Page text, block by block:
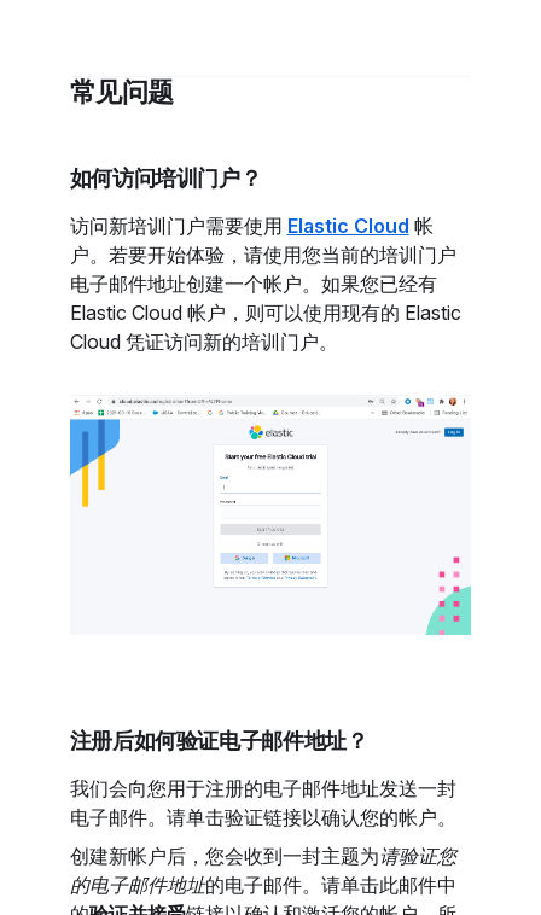
常见问题
如何访问培训门户？
访问新培训门户需要使用 Elastic Cloud 帐
户。若要开始体验，请使用您当前的培训门户
电子邮件地址创建一个帐户。如果您已经有
Elastic Cloud 帐户，则可以使用现有的 Elastic
Cloud 凭证访问新的培训门户。
注册后如何验证电子邮件地址？
我们会向您用于注册的电子邮件地址发送一封
电子邮件。请单击验证链接以确认您的帐户。
创建新帐户后，您会收到一封主题为请验证您
的电子邮件地址的电子邮件。请单击此邮件中